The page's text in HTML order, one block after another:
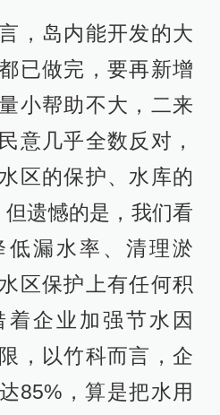
，岛内能开发的大
已做完，要再新增
小帮助不大，二来
意几乎全数反对，
区的保护、水库的
遗憾的是，我们看
漏水率、清理淤
区保护上有任何积
企业加强节水因
，以竹科而言，企
85%，算是把水用